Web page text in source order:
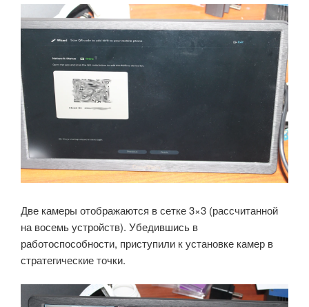
Две камеры отображаются в сетке 3×3 (рассчитанной
на восемь устройств). Убедившись в
работоспособности, приступили к установке камер в
стратегические точки.